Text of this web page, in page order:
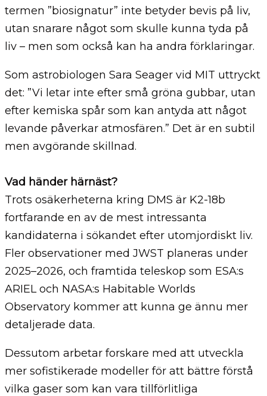
termen ”biosignatur” inte betyder bevis på liv,
utan snarare något som skulle kunna tyda på
liv – men som också kan ha andra förklaringar.
Som astrobiologen Sara Seager vid MIT uttryckt
det: ”Vi letar inte efter små gröna gubbar, utan
efter kemiska spår som kan antyda att något
levande påverkar atmosfären.” Det är en subtil
men avgörande skillnad.
Vad händer härnäst?
Trots osäkerheterna kring DMS är K2-18b
fortfarande en av de mest intressanta
kandidaterna i sökandet efter utomjordiskt liv.
Fler observationer med JWST planeras under
2025–2026, och framtida teleskop som ESA:s
ARIEL och NASA:s Habitable Worlds
Observatory kommer att kunna ge ännu mer
detaljerade data.
Dessutom arbetar forskare med att utveckla
mer sofistikerade modeller för att bättre förstå
vilka gaser som kan vara tillförlitliga